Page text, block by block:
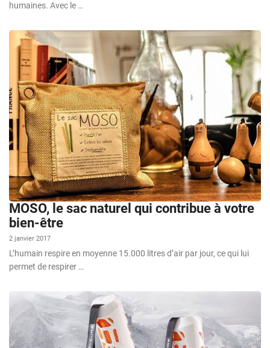
humaines. Avec le …
MOSO, le sac naturel qui contribue à votre
bien-être
2 janvier 2017
L’humain respire en moyenne 15.000 litres d’air par jour, ce qui lui
permet de respirer …